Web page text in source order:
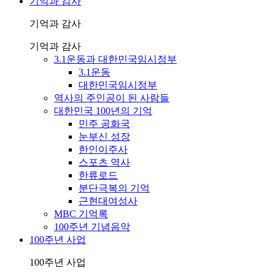
기억과 감사
기억과 감사
3.1운동과 대한민국임시정부
3.1운동
대한민국임시정부
역사의 주인공이 된 사람들
대한민국 100년의 기억
민주 공화국
눈부신 성장
한인이주사
스포츠 역사
한류로드
분단극복의 기억
근현대여성사
MBC 기억록
100주년 기념음악
100주년 사업
100주년 사업